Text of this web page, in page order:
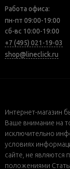
Работа офиса:
пн-пт 09:00-19:00
сб-вс 10:00-19:00
+7 (495) 021-19-03
shop@lineclick.ru
Интернет-магазин
Ваше внимание на
исключительно
условиях
сайте, не
положениями